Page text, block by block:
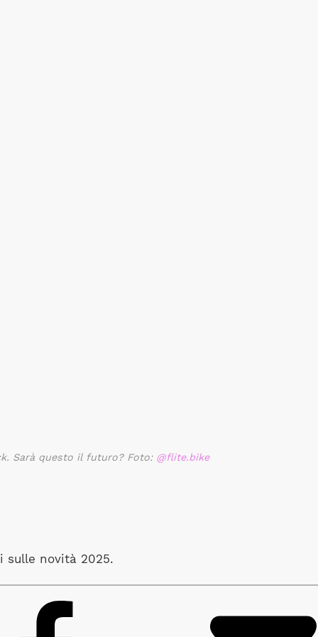
Sarà questo il futuro? Foto: @flite.bike
novità 2025.